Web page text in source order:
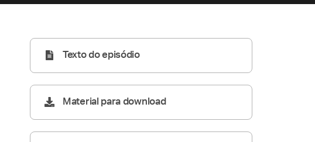
Texto do episódio
Material para download